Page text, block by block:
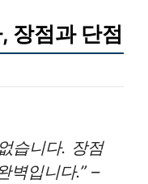
장점과 단점
습니다. 장점
벽입니다.” –